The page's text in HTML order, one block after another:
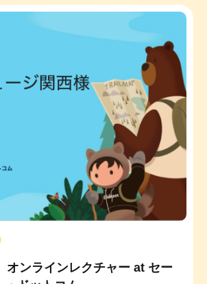
オンラインレクチャー at セー